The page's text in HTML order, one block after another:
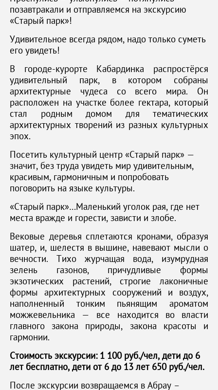
позавтракали и отправляемся на экскурсию
«Старый парк»!
Удивительное всегда рядом, надо только суметь
его увидеть!
В городе-курорте Кабардинка распростёрся
удивительный парк, в котором собраны
архитектурные чудеса со всего мира. Он
расположен на участке более гектара, который
стал родным домом для тематических
архитектурных творений из разных культурных
эпох.
Посетить культурный центр «Старый парк» —
значит, без труда увидеть мир удивительным,
красивым, гармоничным и попробовать
поговорить на языке культуры.
«Старый парк»…Маленький уголок рая, где нет
места вражде и горести, зависти и злобе.
Вековые деревья сплетаются кронами, образуя
шатер, и, шелестя в вышине, навевают мысли о
вечности. Тихо журчащая вода, изумрудная
зелень газонов, причудливые формы
экзотических растений, строгие лаконичные
формы архитектурных сооружений и воздух,
наполненный тонким пьянящим ароматом
можжевельника — все находится во власти
главного закона природы, закона красоты и
гармонии.
Стоимость экскурсии: 1 100 руб./чел, дети до 6
лет бесплатно, дети от 6 до 13 лет 650 руб./чел.
После экскурсии возвращаемся в Абрау –